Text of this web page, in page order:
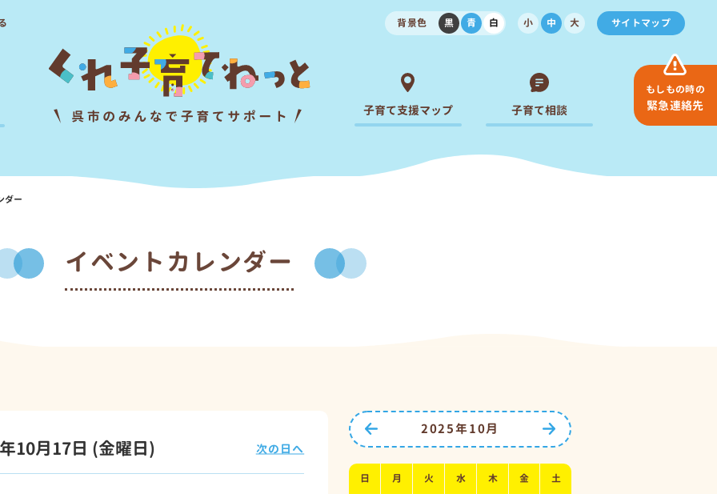
背景色 黒 青 白 小 中 大 サイトマップ
子育て支援マップ 子育て相談
もしもの時の
緊急連絡先
ダー
イベントカレンダー
10月17日 (金曜日) 次の日へ
前の月へ 次の月へ
2025年10月
日 月 火 水 木 金 土